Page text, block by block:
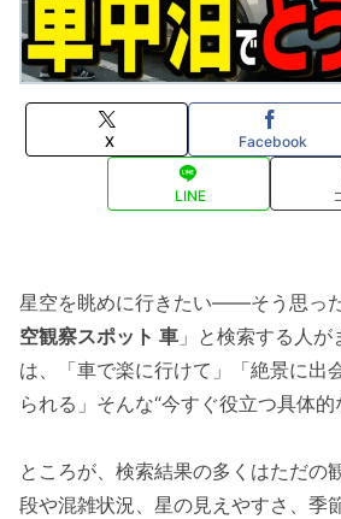
X Facebook
LINE
星空を眺めに行きたい――そう思っ
空観察スポット 車 」と検索する人
は、「車で楽に行けて」「絶景に出
られる」そんな“今すぐ役立つ具体的
ところが、検索結果の多くはただの
段や混雑状況、星の見えやすさ、季